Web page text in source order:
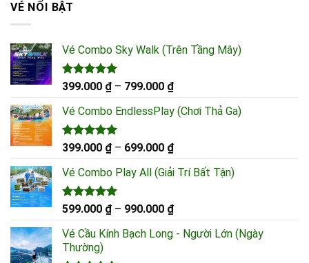
VÉ NỔI BẬT
Vé Combo Sky Walk (Trên Tầng Mây)
Được xếp
5.00
5 sao
399.000 ₫ – 799.000 ₫Khoảng
từ
đến
Vé Combo EndlessPlay (Chơi Thả Ga)
Được xếp
5.00
5 sao
399.000 ₫ – 699.000 ₫Khoảng
từ
đến
Vé Combo Play All (Giải Trí Bất Tận)
Được xếp
5.00
5 sao
599.000 ₫ – 990.000 ₫Khoảng
từ
Vé Cầu Kính Bạch Long - Người Lớn (Ngày
Thường)